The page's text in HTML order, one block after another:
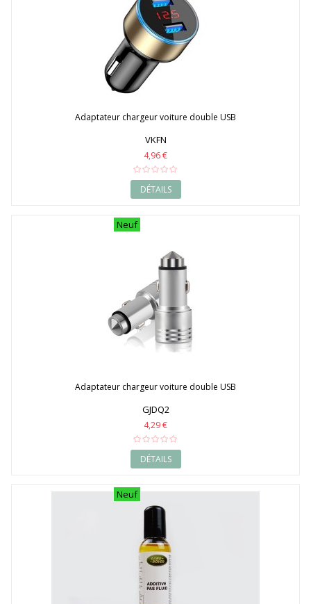
Adaptateur chargeur voiture double USB
VKFN
4,96 €
DÉTAILS
Neuf
Adaptateur chargeur voiture double USB
GJDQ2
4,29 €
DÉTAILS
Neuf